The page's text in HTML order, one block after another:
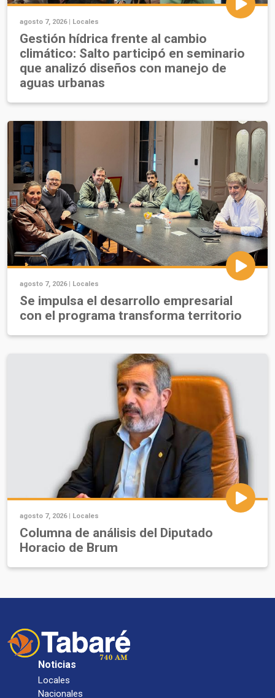
agosto 7, 2026 | Locales
Gestión hídrica frente al cambio
climático: Salto participó en seminario
que analizó diseños con manejo de
aguas urbanas
agosto 7, 2026 | Locales
Se impulsa el desarrollo empresarial
con el programa transforma territorio
agosto 7, 2026 | Locales
Columna de análisis del Diputado
Horacio de Brum
Noticias
Locales
Nacionales